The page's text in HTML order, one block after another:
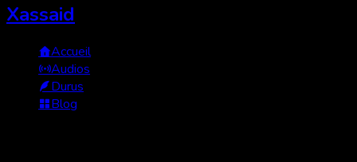
Xassaid
Accueil
Audios
Durus
Blog